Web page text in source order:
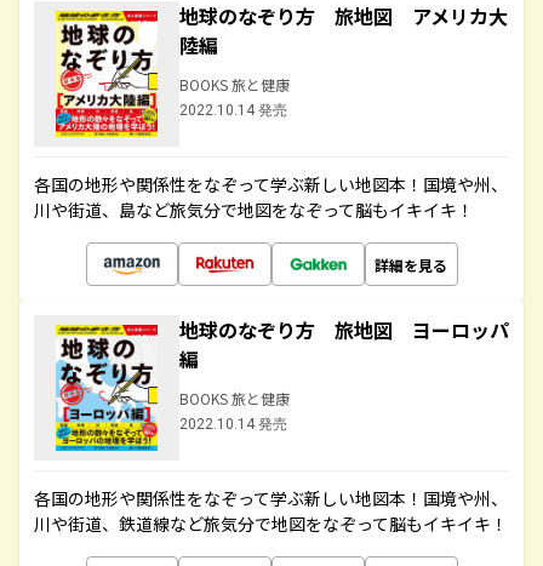
地球のなぞり方 旅地図 アメリカ大
陸編
BOOKS 旅と健康
2022.10.14 発売
各国の地形や関係性をなぞって学ぶ新しい地図本！国境や州、
川や街道、島など旅気分で地図をなぞって脳もイキイキ！
詳細を見る
地球のなぞり方 旅地図 ヨーロッパ
編
BOOKS 旅と健康
2022.10.14 発売
各国の地形や関係性をなぞって学ぶ新しい地図本！国境や州、
川や街道、鉄道線など旅気分で地図をなぞって脳もイキイキ！